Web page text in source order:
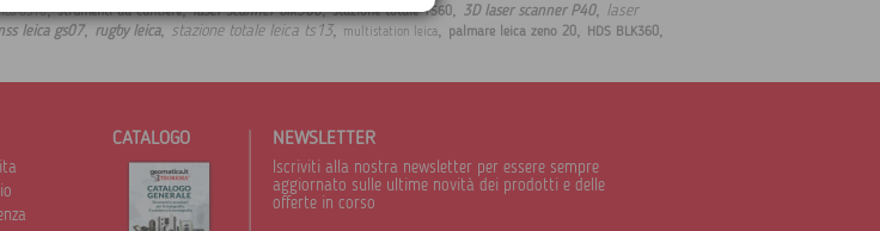
GS16,strumenti da cantiere,laser scanner blk360,stazione totale TS60, 3D laser scanner P40, laser
leica gs07, rugby leica, stazione totale leica ts13, multistation leica, palmare leica zeno 20, HDS BLK360,
CATALOGO NEWSLETTER
Iscriviti alla nostra newsletter per essere sempre
aggiornato sulle ultime novità dei prodotti e delle
offerte in corso